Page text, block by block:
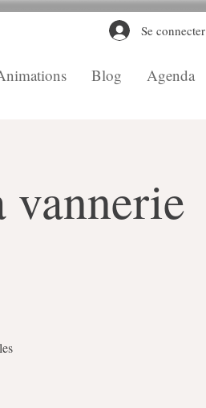
Se connecter
Blog Agenda